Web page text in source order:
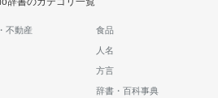
不動産 食品
人名
方言
辞書・百科事典